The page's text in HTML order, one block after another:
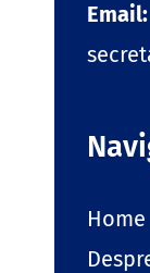
Email:
Home